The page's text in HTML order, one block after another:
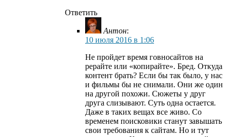
Ответить
Антон:
10 июля 2016 в 1:06
Не пройдет время говносайтов на
рерайте или «копирайте». Бред. Откуда
контент брать? Если бы так было, у нас
и фильмы бы не снимали. Они же один
на другой похожи. Сюжеты у друг
друга слизывают. Суть одна остается.
Даже в таких вещах все живо. Со
временем поисковики станут завышать
свои требования к сайтам. Но и тут